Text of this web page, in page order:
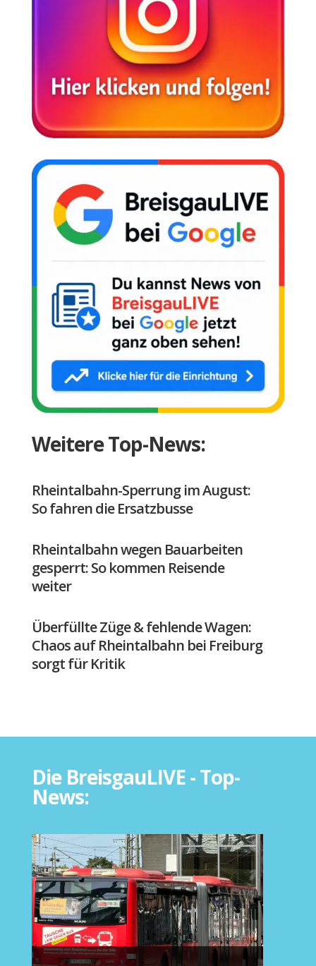
Weitere Top-News:
Rheintalbahn-Sperrung im August:
So fahren die Ersatzbusse
Rheintalbahn wegen Bauarbeiten
gesperrt: So kommen Reisende
weiter
Überfüllte Züge & fehlende Wagen:
Chaos auf Rheintalbahn bei Freiburg
sorgt für Kritik
Die BreisgauLIVE - Top-
News: